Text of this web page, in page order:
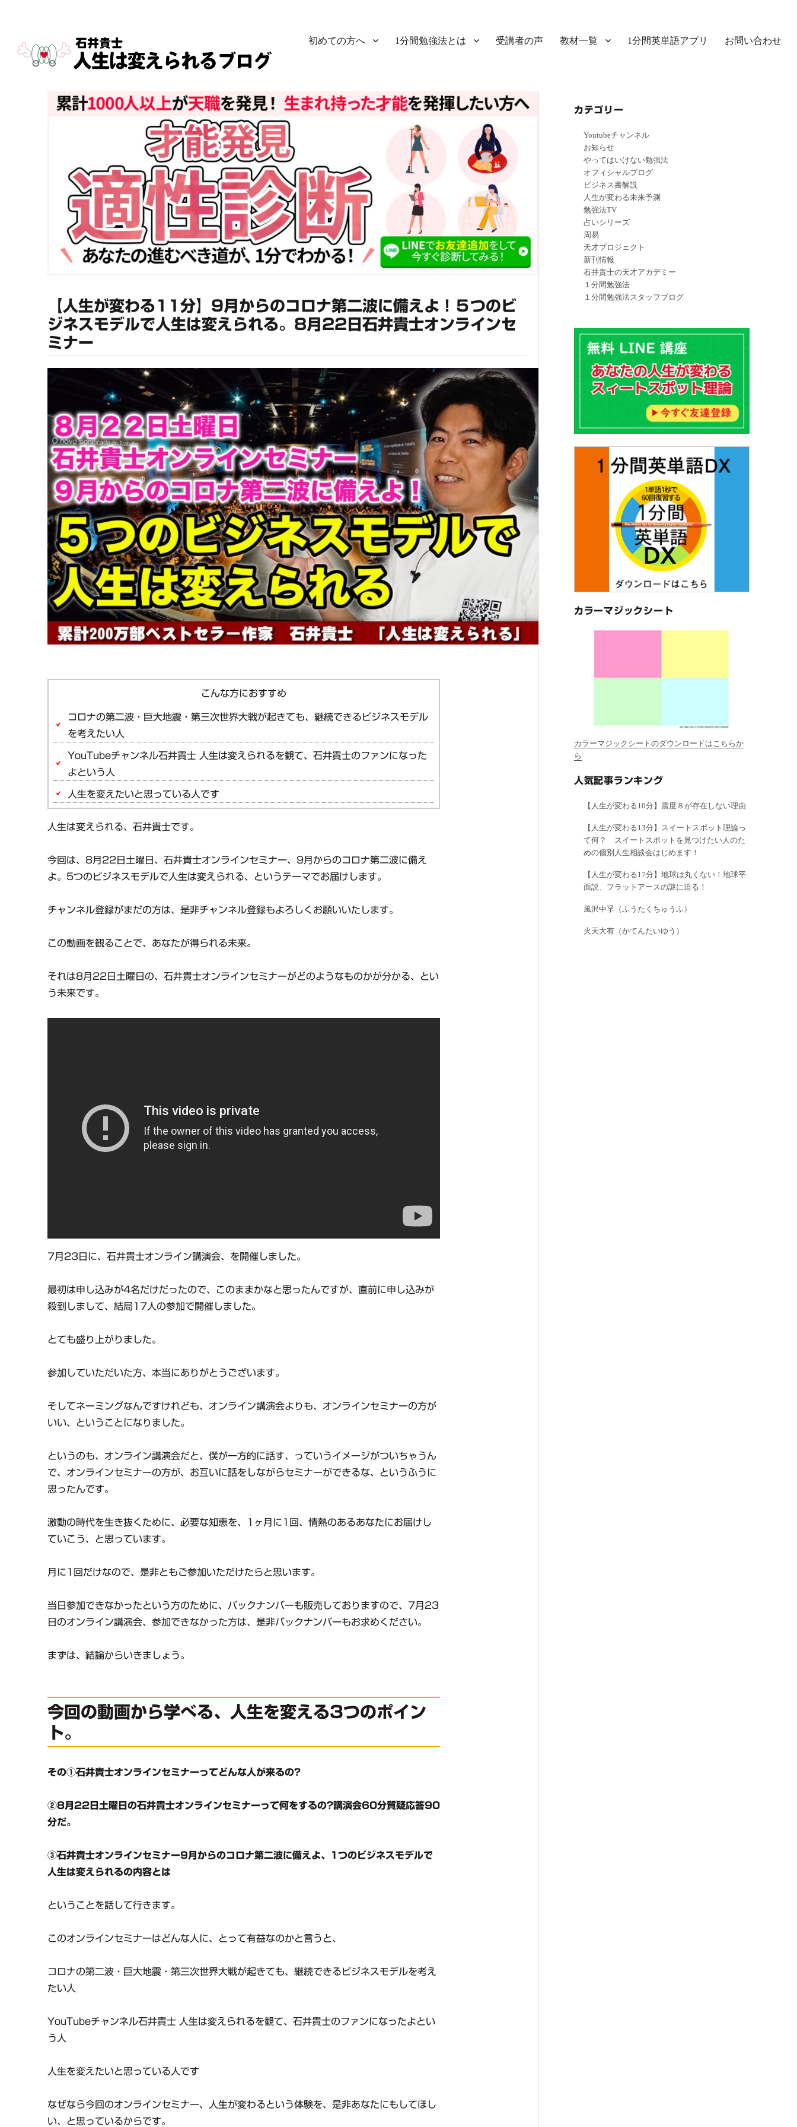
初めての方へ 1分間勉強法とは 受講者の声 教材一覧 1分間英単語アプリ お問い合わせ
【人生が変わる11分】9月からのコロナ第二波に備えよ！５つのビ
ジネスモデルで人生は変えられる。8月22日石井貴士オンラインセ
ミナー
コロナの第二波・巨大地震・第三次世界大戦が起きても、継続できるビジネスモデル
を考えたい人
YouTubeチャンネル石井貴士 人生は変えられるを観て、石井貴士のファンになった
よという人
人生を変えたいと思っている人です
人生は変えられる、石井貴士です。
今回は、8月22日土曜日、石井貴士オンラインセミナー、9月からのコロナ第二波に備え
よ。5つのビジネスモデルで人生は変えられる、というテーマでお届けします。
チャンネル登録がまだの方は、是非チャンネル登録もよろしくお願いいたします。
この動画を観ることで、あなたが得られる未来。
それは8月22日土曜日の、石井貴士オンラインセミナーがどのようなものかが分かる、とい
う未来です。
7月23日に、石井貴士オンライン講演会、を開催しました。
最初は申し込みが4名だけだったので、このままかなと思ったんですが、直前に申し込みが
殺到しまして、結局17人の参加で開催しました。
とても盛り上がりました。
参加していただいた方、本当にありがとうございます。
そしてネーミングなんですけれども、オンライン講演会よりも、オンラインセミナーの方が
いい、ということになりました。
というのも、オンライン講演会だと、僕が一方的に話す、っていうイメージがついちゃうん
で、オンラインセミナーの方が、お互いに話をしながらセミナーができるな、というふうに
思ったんです。
激動の時代を生き抜くために、必要な知恵を、1ヶ月に1回、情熱のあるあなたにお届けし
ていこう、と思っています。
月に1回だけなので、是非ともご参加いただけたらと思います。
当日参加できなかったという方のために、バックナンバーも販売しておりますので、7月23
日のオンライン講演会、参加できなかった方は、是非バックナンバーもお求めください。
まずは、結論からいきましょう。
今回の動画から学べる、人生を変える3つのポイン
ト。
その①石井貴士オンラインセミナーってどんな人が来るの?
②8月22日土曜日の石井貴士オンラインセミナーって何をするの?講演会60分質疑応答90
分だ。
③石井貴士オンラインセミナー9月からのコロナ第二波に備えよ、1つのビジネスモデルで
人生は変えられるの内容とは
ということを話して行きます。
このオンラインセミナーはどんな人に、とって有益なのかと言うと、
コロナの第二波・巨大地震・第三次世界大戦が起きても、継続できるビジネスモデルを考え
たい人
YouTubeチャンネル石井貴士 人生は変えられるを観て、石井貴士のファンになったよとい
う人
人生を変えたいと思っている人です
なぜなら今回のオンラインセミナー、人生が変わるという体験を、是非あなたにもしてほし
い、と思っているからです。
カテゴリー
Youtubeチャンネル
お知らせ
やってはいけない勉強法
オフィシャルブログ
ビジネス書解説
人生が変わる未来予測
勉強法TV
占いシリーズ
周易
天才プロジェクト
新刊情報
石井貴士の天才アカデミー
１分間勉強法
１分間勉強法スタッフブログ
カラーマジックシート
カラーマジックシートのダウンロードはこちらか
ら
人気記事ランキング
【人生が変わる10分】震度８が存在しない理由
【人生が変わる13分】スイートスポット理論っ
て何？ スイートスポットを見つけたい人のた
めの個別人生相談会はじめます！
【人生が変わる17分】地球は丸くない！地球平
面説、フラットアースの謎に迫る！
風沢中孚（ふうたくちゅうふ）
火天大有（かてんたいゆう）